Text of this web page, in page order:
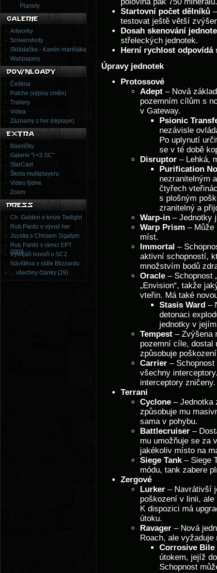
Planety
Artworky
Screenshoty
Skládačka - Kanón mariňáka
Wallpapery
Čeština
Patche (výpisy změn)
Trailery
Videa
Záznamy z her (replaye)
Básničky
Galerie "I <3 SC"
StarCast
Škola multiplayeru
Video týdne
Zoom
Ch. Golden o knize Twilight
Rob Pardo o vývoji her
Joystiq s Chrisem Sigatym
Rob Pardo v rámci EPT
2009
Vývojáři hovoří o SC2
Návštěva v sídle Blizzardu
... všechny články (29)
Startovní počet dělníků
testovat ještě větší
Dosah skenování
střeleckých jednotek.
Herní rychlost odpovídá
Úpravy jednotek
Protossové
Adept – Nová
pozemním cílům s
v Gateway.
Psionic
nezávisle
Po uplynutí
se v té době
Disruptor – Lehká,
Purification
nezranitelným
čtyřech
s plošným
zranitelný a
Warp-in – Jednotky
Warp Prism – Může
míst.
Immortal –
aktivní schopností,
množstvím bodů
Oracle – Schopnost
„Envision“, takže
vteřin. Má také
Stasis Ward –
detonaci
jednotky v
Tempest – Zvýšena
pozemní cíle, dostal
způsobuje
Carrier –
všechny
interceptory zničeny.
Terrani
Cyclone – Jednotka
způsobuje mu
sama v pohybu.
Battlecruiser –
mu umožňuje se za
jakékoliv místo na
Siege Tank– Siege
módu, tank zabere
Zergové
Lurker – Navrátivší
poškození v linii, ale
K dispozici má
útoku.
Ravager – Nová
Roach, ale
Corrosive Bile
útokem, jejíž
Schopnost